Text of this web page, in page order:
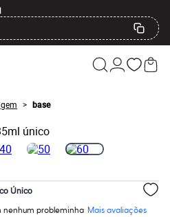
> base
Único
nenhum probleminha Mais avaliações